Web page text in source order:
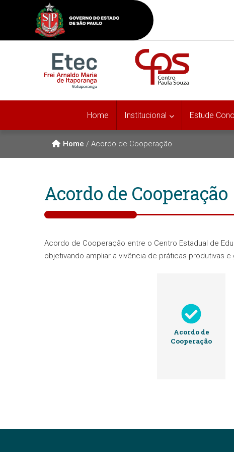
Home Institucional Estude
Home / Acordo de Cooperação
Acordo de Cooperação
Acordo de Cooperação entre o Centro Estadual de
objetivando ampliar a vivência de práticas produtivas
Acordo de
Cooperação